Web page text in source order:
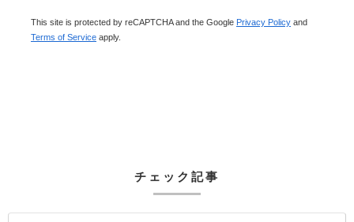
This site is protected by reCAPTCHA and the Google Privacy Policy and
Terms of Service apply.
チェック記事